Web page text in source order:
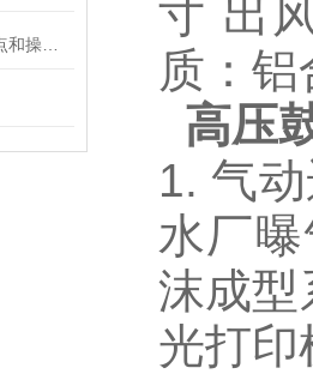
寸 出
质：
高压
1. 气
水厂
沫成型
光打印